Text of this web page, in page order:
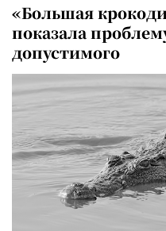
«Большая
показала
допустимого